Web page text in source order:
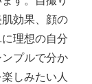
効果、顔の
理想の自分
プルで分か
しみたい人